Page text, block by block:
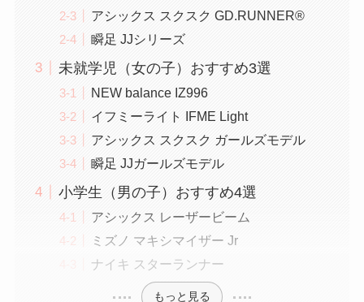
アシックス スクスク GD.RUNNER®
瞬足 JJシリーズ
未就学児（女の子）おすすめ3選
NEW balance IZ996
イフミーライト IFME Light
アシックス スクスク ガールズモデル
瞬足 JJガールズモデル
小学生（男の子）おすすめ4選
アシックス レーザービーム
ミズノ マキシマイザー Jr
ナイキ スターランナー
もっと見る